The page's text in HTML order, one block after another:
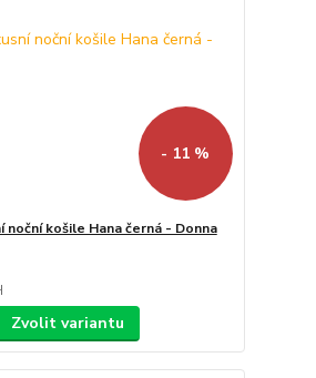
- 11 %
noční košile Hana černá - Donna
Zvolit variantu